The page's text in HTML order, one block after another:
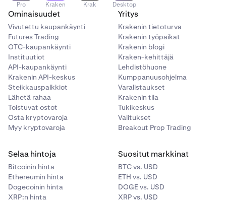
Pro Kraken Krak Desktop
Ominaisuudet
Vivutettu kaupankäynti
Futures Trading
OTC-kaupankäynti
Instituutiot
API-kaupankäynti
Krakenin API-keskus
Steikkauspalkkiot
Lähetä rahaa
Toistuvat ostot
Osta kryptovaroja
Myy kryptovaroja
Yritys
Krakenin tietoturva
Krakenin työpaikat
Krakenin blogi
Kraken-kehittäjä
Lehdistöhuone
Kumppanuusohjelma
Varalistaukset
Krakenin tila
Tukikeskus
Valitukset
Breakout Prop Trading
Selaa hintoja
Bitcoinin hinta
Ethereumin hinta
Dogecoinin hinta
XRP:n hinta
Suositut markkinat
BTC vs. USD
ETH vs. USD
DOGE vs. USD
XRP vs. USD